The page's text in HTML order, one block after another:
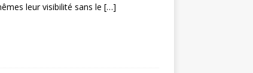
leur visibilité sans le […]